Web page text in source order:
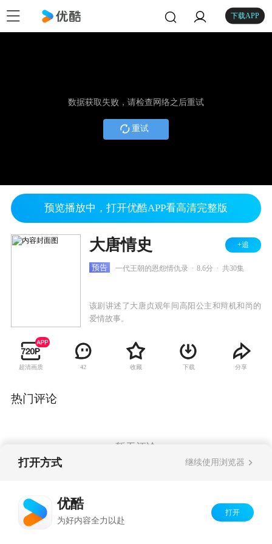
下载APP
数据获取失败，请检查网络之后重试
重试
预览播放中，打开优酷APP看高清完整版
大唐情史 +追
预告 一代王朝的恩怨情仇录 8.6分 共30集
该剧讲述了大唐贞观年间高阳公主和辩机和尚的
爱情故事。
超清画质 42 收藏 下载 分享
热门评论
暂无评论
打开方式 继续使用浏览器
优酷
为好内容全力以赴
打开